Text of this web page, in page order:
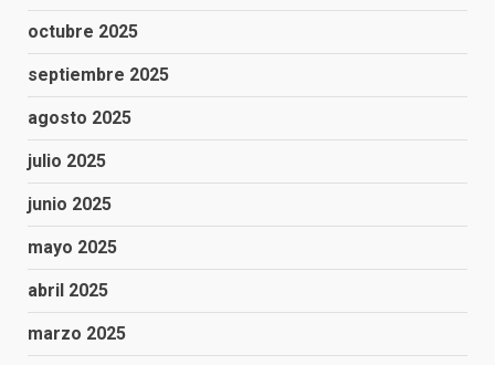
octubre 2025
septiembre 2025
agosto 2025
julio 2025
junio 2025
mayo 2025
abril 2025
marzo 2025